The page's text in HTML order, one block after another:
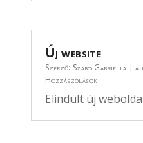
Új website
Szerző: Szabó Gabriella|
Hozzászólások
Elindult új